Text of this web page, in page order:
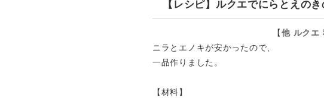
【レシピ】ルクエでにらとえの
【他 ルクエ
ニラとエノキが安かったので、
一品作りました。
【材料】